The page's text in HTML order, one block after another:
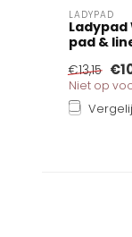
LADYPAD
pad &
€13,15
Niet op